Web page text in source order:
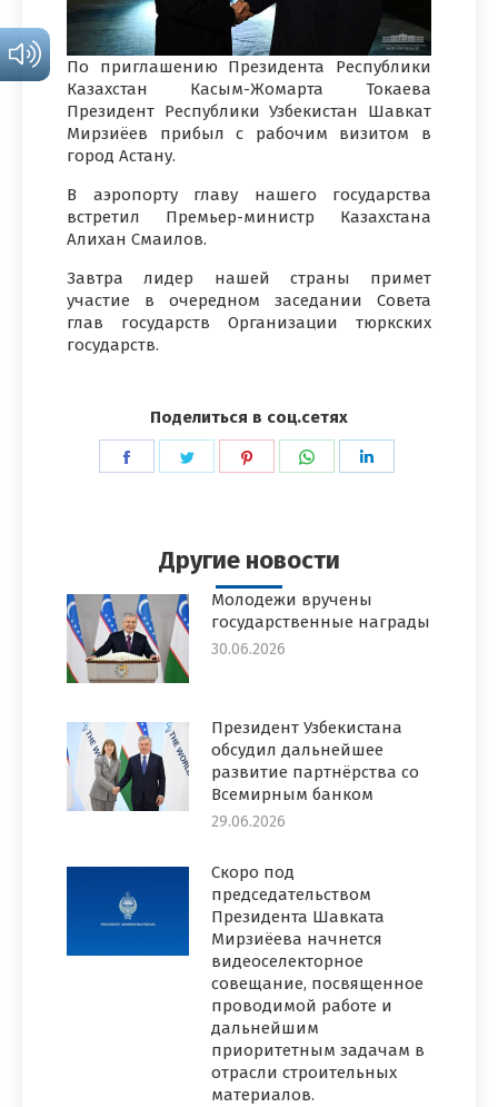
По приглашению Президента Республики
Казахстан Касым-Жомарта Токаева
Президент Республики Узбекистан Шавкат
Мирзиёев прибыл с рабочим визитом в
город Астану.
В аэропорту главу нашего государства
встретил Премьер-министр Казахстана
Алихан Смаилов.
Завтра лидер нашей страны примет
участие в очередном заседании Совета
глав государств Организации тюркских
государств.
Поделиться в соц.сетях
ПоделитьсяПоделитьсяПоделитьсяПоделиться
Другие новости
Молодежи вручены
государственные награды
30.06.2026
Президент Узбекистана
обсудил дальнейшее
развитие партнёрства со
Всемирным банком
29.06.2026
Скоро под
председательством
Президента Шавката
Мирзиёева начнется
видеоселекторное
совещание, посвященное
проводимой работе и
дальнейшим
приоритетным задачам в
отрасли строительных
материалов.